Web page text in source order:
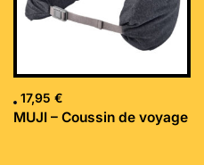
17,95 €
MUJI – Coussin de voyage